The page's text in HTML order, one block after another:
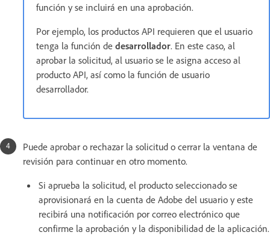
función y se incluirá en una aprobación.
Por ejemplo, los productos API requieren que el usuario
tenga la función de desarrollador. En este caso, al
aprobar la solicitud, al usuario se le asigna acceso al
producto API, así como la función de usuario
desarrollador.
Puede aprobar o rechazar la solicitud o cerrar la ventana de
revisión para continuar en otro momento.
Si aprueba la solicitud, el producto seleccionado se
aprovisionará en la cuenta de Adobe del usuario y este
recibirá una notificación por correo electrónico que
confirme la aprobación y la disponibilidad de la aplicación.